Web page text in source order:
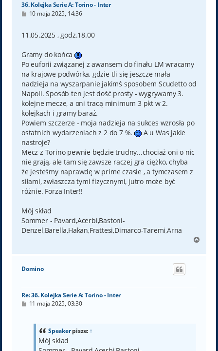
36. Kolejka Serie A: Torino - Inter
P
t
10 maja 2025, 14:36
11.05.2025 , godz.18.00
Gramy do końca
Po euforii związanej z awansem do finału LM wracamy
na krajowe podwórka, gdzie tli się jeszcze mała
nadzieja na wyszarpanie jakimś sposobem Scudetto od
Napoli. Sposób ten jest dość prosty - wygrywamy 3.
kolejne mecze, a oni tracą minimum 3 pkt w 2.
kolejkach i gramy baraż.
Powiem szczerze - moja nadzieja na sukces wzrosła po
ostatnich wydarzeniach z 2 do 7 %.
A u Was jakie
nastroje?
Mecz z Torino pewnie będzie trudny...chociaż oni o nic
nie grają, ale tam się zawsze raczej gra ciężko, chyba
że jesteśmy naprawdę w prime czasie , a tymczasem z
siłami, zwłaszcza tymi fizycznymi, jutro może być
różnie. Forza Inter!!
Mój skład
Sommer - Pavard,Acerbi,Bastoni-
Denzel,Barella,Hakan,Frattesi,Dimarco-Taremi,Arna
g
Domino
Re: 36. Kolejka Serie A: Torino - Inter
P11 maja 2025, 03:30
Speakerpisze: ↑
Mój skład